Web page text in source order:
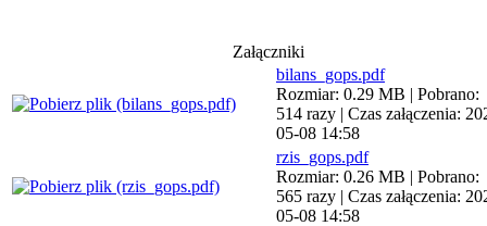
Załączniki
bilans_gops.pdf
Rozmiar: 0.29 MB | Pobrano:
514 razy | Czas załączenia:
05-08 14:58
rzis_gops.pdf
Rozmiar: 0.26 MB | Pobrano:
565 razy | Czas załączenia:
05-08 14:58